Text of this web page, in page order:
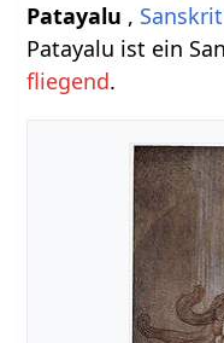
Patayalu , Sanskrit
Patayalu ist ein
fliegend.